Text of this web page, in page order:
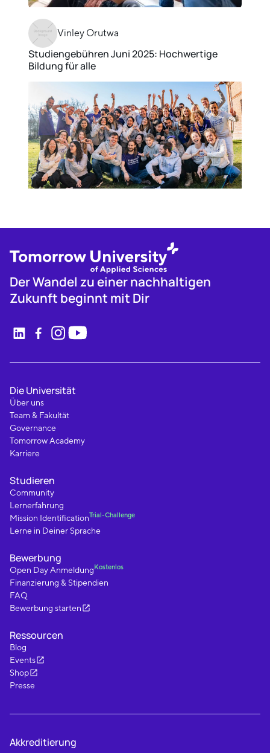
Vinley Orutwa
Studiengebühren Juni 2025: Hochwertige
Bildung für alle
Der Wandel zu einer nachhaltigen
Zukunft beginnt mit Dir
Die Universität
Über uns
Team & Fakultät
Governance
Tomorrow Academy
Karriere
Studieren
Community
Lernerfahrung
Mission IdentificationTrial-Challenge
Lerne in Deiner Sprache
Bewerbung
Open Day AnmeldungKostenlos
Finanzierung & Stipendien
FAQ
Bewerbung starten
Ressourcen
Blog
Events
Shop
Presse
Akkreditierung